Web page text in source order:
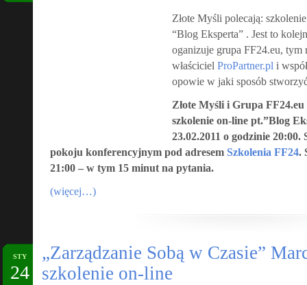
Złote Myśli polecają:
“Blog Eksperta” . Jest to
oganizuje grupa FF24.eu, tym
właściciel ProPartner.pl i
opowie w jaki sposób
Złote Myśli i Grupa
szkolenie on-line pt.”Blog
23.02.2011 o godzinie 20:00.
pokoju konferencyjnym pod adresem Szkolenia FF24.
21:00 – w tym 15 minut na pytania.
(więcej…)
STY
24
„Zarządzanie Sobą w Czasie”
szkolenie on-line